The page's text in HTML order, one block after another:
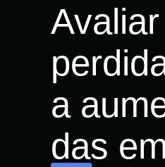
a
das